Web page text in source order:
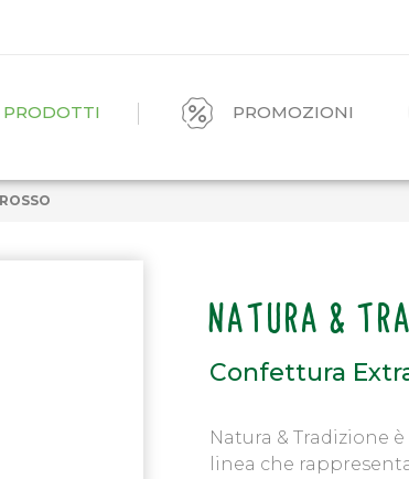
NATURA &
Confettura
Natura & Tradizione
linea che
PRODOTTI PROMOZIONI